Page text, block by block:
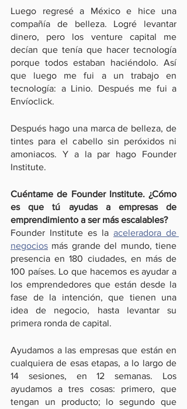
Luego regresé a México e hice una
compañía de belleza. Logré levantar
dinero, pero los venture capital me
decían que tenía que hacer tecnología
porque todos estaban haciéndolo. Así
que luego me fui a un trabajo en
tecnología: a Linio. Después me fui a
Envíoclick.
Después hago una marca de belleza, de
tintes para el cabello sin peróxidos ni
amoniacos. Y a la par hago Founder
Institute.
Cuéntame de Founder Institute. ¿Cómo
es que tú ayudas a empresas de
emprendimiento a ser más escalables?
Founder Institute es la aceleradora de
negocios más grande del mundo, tiene
presencia en 180 ciudades, en más de
100 países. Lo que hacemos es ayudar a
los emprendedores que están desde la
fase de la intención, que tienen una
idea de negocio, hasta levantar su
primera ronda de capital.
Ayudamos a las empresas que están en
cualquiera de esas etapas, a lo largo de
14 sesiones, en 12 semanas. Los
ayudamos a tres cosas: primero, que
tengan un producto; lo segundo que